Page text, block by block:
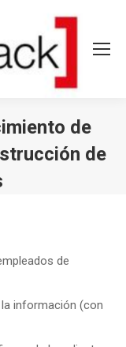
de
de
de
información (con